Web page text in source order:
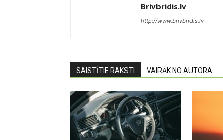
Brivbridis.lv
http://www.brivbridis.lv
SAISTĪTIE RAKSTI VAIRĀK NO AUTORA